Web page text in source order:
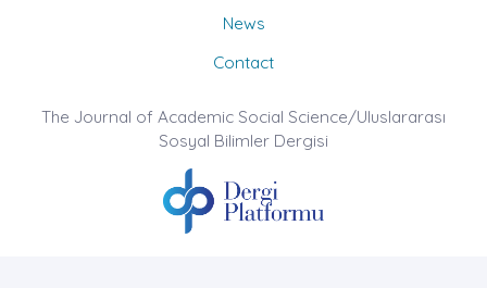
News
Contact
The Journal of Academic Social Science/Uluslararası
Sosyal Bilimler Dergisi